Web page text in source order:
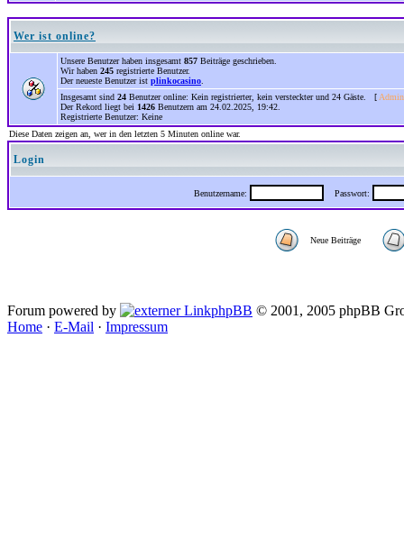
Wer ist online?
Unsere Benutzer haben insgesamt 857 Beiträge geschrieben.
Wir haben 245 registrierte Benutzer.
Der neueste Benutzer ist plinkocasino
Insgesamt sind 24 Benutzer online: Kein registrierter, kein versteckter und 24 Gäste. [
Der Rekord liegt bei 1426 Benutzern am 24.02.2025, 19:42.
Registrierte Benutzer: Keine
Diese Daten zeigen an, wer in den letzten 5 Minuten online war.
Login
Benutzername: Passwort:
Neue Beiträge
Forum powered by phpBB © 2001, 2005 phpBB
Home · E-Mail · Impressum